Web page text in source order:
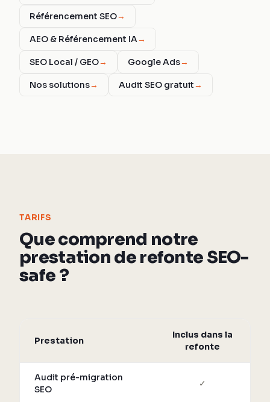
Référencement SEO→
AEO & Référencement IA→
SEO Local / GEO→ Google Ads→
Nos solutions→ Audit SEO gratuit→
TARIFS
Que comprend notre
prestation de refonte SEO-
safe ?
Prestation
Inclus dans la
refonte
Audit pré-migration
SEO
✓